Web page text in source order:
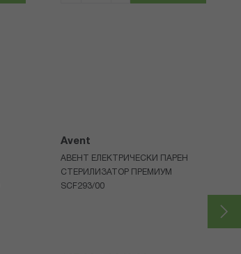
Avent
АВЕНТ ЕЛЕКТРИЧЕСКИ ПАРЕН
СТЕРИЛИЗАТОР ПРЕМИУМ
SCF293/00